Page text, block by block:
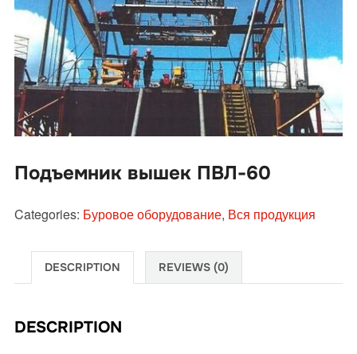
Подъемник вышек ПВЛ-60
Categories: Буровое оборудование, Вся продукция
DESCRIPTION REVIEWS (0)
DESCRIPTION